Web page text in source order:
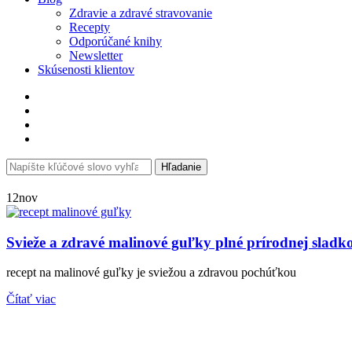
Zdravie a zdravé stravovanie
Recepty
Odporúčané knihy
Newsletter
Skúsenosti klientov
Search
for:
Hľadanie
12nov
Svieže a zdravé malinové guľky plné prírodnej
recept na malinové guľky je sviežou a zdravou pochúťkou
Čítať viac